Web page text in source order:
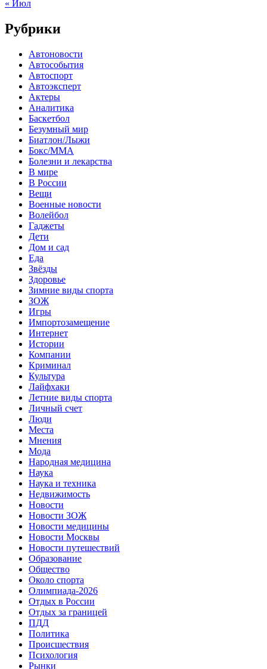
« Июл
Рубрики
Автоновости
Автособытия
Автоспорт
Автоэксперт
Актеры
Аналитика
Баскетбол
Безумный мир
Биатлон/Лыжи
Бокс/MMA
Болезни и лекарства
В мире
В России
Вещи
Военные новости
Волейбол
Гаджеты
Дети
Дом и сад
Еда
Звёзды
Здоровье
Зимние виды спорта
ЗОЖ
Игры
Импортозамещение
Интернет
Истории
Компании
Криминал
Культура
Лайфхаки
Летние виды спорта
Личный счет
Люди
Места
Мнения
Мода
Народная медицина
Наука
Наука и техника
Недвижимость
Новости
Новости ЗОЖ
Новости медицины
Новости Москвы
Новости путешествий
Образование
Общество
Около спорта
Олимпиада-2026
Отдых в России
Отдых за границей
ПДД
Политика
Происшествия
Психология
Рынки